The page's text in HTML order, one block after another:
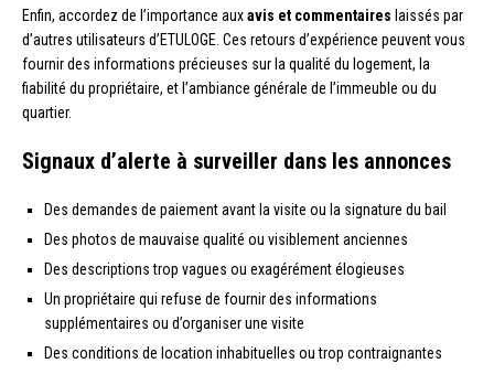
Enfin, accordez de l’importance auxavis et commentaires laissés par
d’autres utilisateurs d’ETULOGE. Ces retours d’expérience peuvent vous
fournir des informations précieuses sur la qualité du logement, la
fiabilité du propriétaire, et l’ambiance générale de l’immeuble ou du
quartier.
Signaux d’alerte à surveiller dans les annonces
Des demandes de paiement avant la visite ou la signature du bail
Des photos de mauvaise qualité ou visiblement anciennes
Des descriptions trop vagues ou exagérément élogieuses
Un propriétaire qui refuse de fournir des informations
supplémentaires ou d’organiser une visite
Des conditions de location inhabituelles ou trop contraignantes